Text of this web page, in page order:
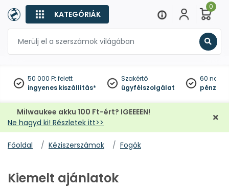
KATEGÓRIÁK
0
50 000 Ft felett
ingyenes kiszállítás*
Szakértő
ügyfélszolgálat
60
Milwaukee akku 100 Ft-ért? IGEEEEN!
Ne hagyd ki! Részletek itt>>
Főoldal Kéziszerszámok Fogók
Kiemelt ajánlatok